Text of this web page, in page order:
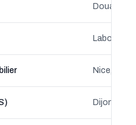
Douai,
Nice,
Dijon,